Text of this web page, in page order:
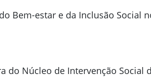
Bem-estar e da Inclusão Social
do Núcleo de Intervenção Social